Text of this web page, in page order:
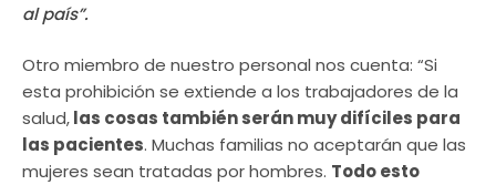
al país”.
Otro miembro de nuestro personal nos cuenta: “Si
esta prohibición se extiende a los trabajadores de la
salud,las cosas también serán muy difíciles para
las pacientes. Muchas familias no aceptarán que las
mujeres sean tratadas por hombres. Todo esto